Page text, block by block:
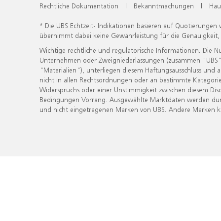
Rechtliche Dokumentation | Bekanntmachungen |
* Die UBS Echtzeit- Indikationen basieren auf
übernimmt dabei keine Gewährleistung für die
Wichtige rechtliche und regulatorische Informationen. Die
Unternehmen oder Zweigniederlassungen (zusammen
"Materialien"), unterliegen diesem Haftungsausschluss
nicht in allen Rechtsordnungen oder an bestimmte
Widerspruchs oder einer Unstimmigkeit zwischen diesem
Bedingungen Vorrang. Ausgewählte Marktdaten werden
und nicht eingetragenen Marken von UBS. Andere Marken